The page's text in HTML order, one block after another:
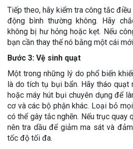
Tiếp theo, hãy kiểm tra công tắc
động bình thường không. Hãy
không bị hư hỏng hoặc kẹt. Nếu
bạn cần thay thế nó bằng một cái
Bước 3: Vệ sinh quạt
Một trong những lý do phổ biến
là do tích tụ bụi bẩn. Hãy tháo
hoặc máy hút bụi chuyên dụng để
cơ và các bộ phận khác. Loại bỏ
có thể gây tắc nghẽn. Nếu trục quay
nên tra dầu để giảm ma sát và
tốc độ tối đa.